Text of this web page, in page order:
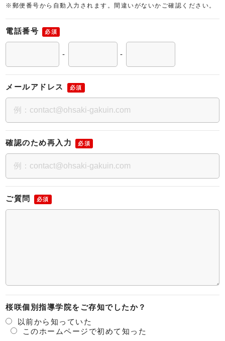
※郵便番号から自動入力されます。間違いがないかご確認ください。
電話番号 必須
- -
メールアドレス 必須
確認のため再入力 必須
ご質問 必須
桜咲個別指導学院をご存知でしたか？
以前から知っていた
このホームページで初めて知った